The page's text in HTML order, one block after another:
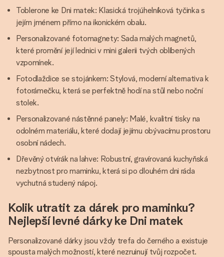
Toblerone ke Dni matek: Klasická trojúhelníková tyčinka s
jejím jménem přímo na ikonickém obalu.
Personalizované fotomagnety: Sada malých magnetů,
které promění její lednici v mini galerii tvých oblíbených
vzpomínek.
Fotodlaždice se stojánkem: Stylová, moderní alternativa k
fotorámečku, která se perfektně hodí na stůl nebo noční
stolek.
Personalizované nástěnné panely: Malé, kvalitní tisky na
odolném materiálu, které dodají jejímu obývacímu prostoru
osobní nádech.
Dřevěný otvírák na lahve: Robustní, gravírovaná kuchyňská
nezbytnost pro maminku, která si po dlouhém dni ráda
vychutná studený nápoj.
Kolik utratit za dárek pro maminku?
Nejlepší levné dárky ke Dni matek
Personalizované dárky jsou vždy trefa do černého a existuje
spousta malých možností, které nezruinují tvůj rozpočet.